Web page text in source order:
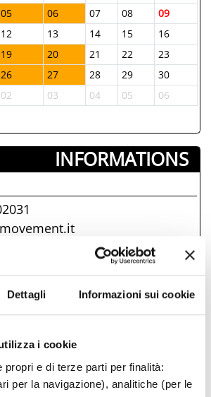
Dettagli Informazioni sui cookie
i cookie
propri e di terze parti per finalità:
per la navigazione), analitiche (per le
05 06 07 08
09
12 13 14 15
16
19 20 21 22
23
26 27 28 29
30
02 03 04 05 06
INFORMATIONS ­
di Rimini also offers
Museum: Eutyches and the
visit to Rimini